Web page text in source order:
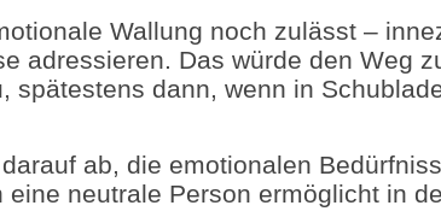
Wallung noch zulässt –
adressieren. Das würde den Weg
dann, wenn in
ab, die emotionalen
neutrale Person ermöglicht in